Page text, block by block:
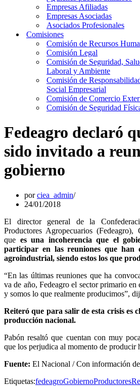
Empresas Afiliadas
Empresas Asociadas
Asociados Profesionales
Comisiones
Comisión de Recursos
Comisión Legal
Comisión de Seguridad,
Laboral y Ambiente
Comisión de
Social Empresarial
Comisión de Comercio
Comisión de Seguridad
Fedeagro declaró
sido invitado a
gobierno
porciea_admin
24/01/2018
El director general de la
Productores Agropecuarios (Fedeagro),
que es una incoherencia que el
participar en las reuniones que han
agroindustrial, siendo estos los que
“En las últimas reuniones que ha
va de año, Fedeagro el sector primario
y somos lo que realmente producimos”,
Reiteró que para salir de esta crisis es
producción nacional.
Pabón resaltó que cuentan con muy
que los perjudica al momento de producir
Fuente: El Nacional / Con información
Etiquetas:fedeagroGobiernoProductores